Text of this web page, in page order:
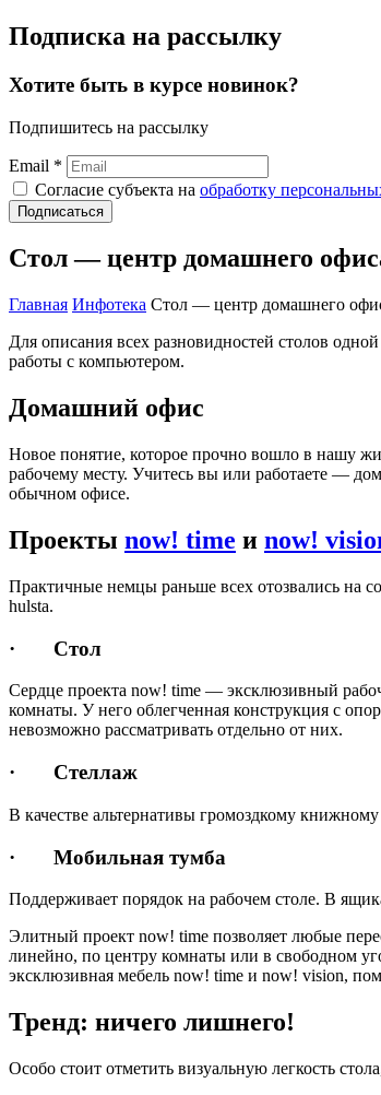
Подписка на рассылку
Хотите быть в курсе новинок?
Подпишитесь на рассылку
Email *
Согласие субъекта на обработку
Подписаться
Стол — центр домашнего
Главная Инфотека Стол — центр домашнего
Для описания всех разновидностей столов
работы с компьютером.
Домашний офис
Новое понятие, которое прочно вошло в нашу
рабочему месту. Учитесь вы или работаете —
обычном офисе.
Проекты now! time и now!
Практичные немцы раньше всех отозвались на
hulsta.
· Стол
Сердце проекта now! time — эксклюзивный
комнаты. У него облегченная конструкция с
невозможно рассматривать отдельно от них.
· Стеллаж
В качестве альтернативы громоздкому
· Мобильная тумба
Поддерживает порядок на рабочем столе. В
Элитный проект now! time позволяет любые
линейно, по центру комнаты или в свободном
эксклюзивная мебель now! time и now! vision,
Тренд: ничего лишнего!
Особо стоит отметить визуальную легкость